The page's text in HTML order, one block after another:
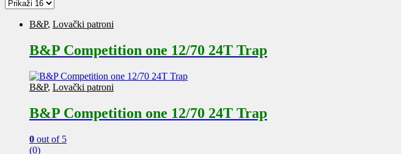
B&P, Lovački patroni
B&P Competition one 12/70 24T Trap
B&P, Lovački patroni
B&P Competition one 12/70 24T Trap
0 out of 5
(0)